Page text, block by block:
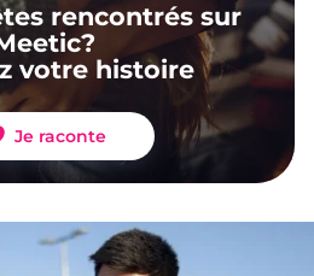
rencontrés sur
votre histoire
Je raconte